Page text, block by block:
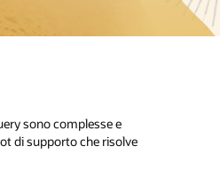
sono complesse e
di supporto che risolve